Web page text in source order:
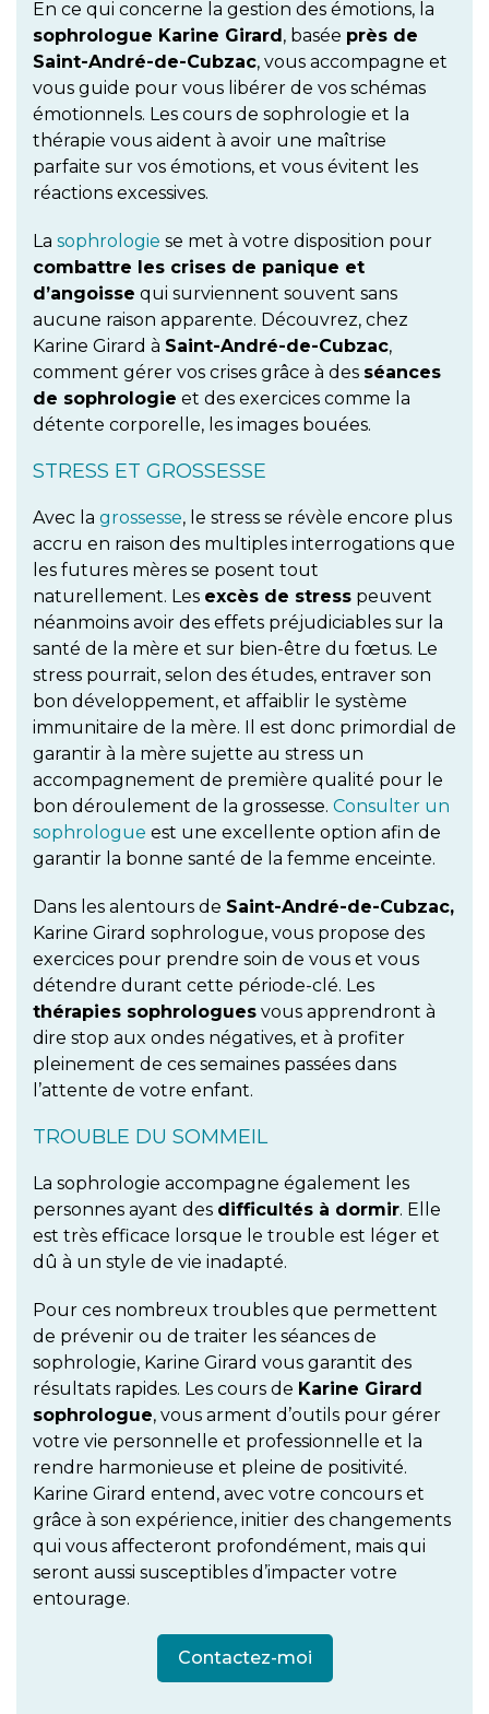
En ce qui concerne la gestion des émotions, la
sophrologue Karine Girard, basée près de
Saint-André-de-Cubzac, vous accompagne et
vous guide pour vous libérer de vos schémas
émotionnels. Les cours de sophrologie et la
thérapie vous aident à avoir une maîtrise
parfaite sur vos émotions, et vous évitent les
réactions excessives.
La sophrologie se met à votre disposition pour
combattre les crises de panique et
d’angoisse qui surviennent souvent sans
aucune raison apparente. Découvrez, chez
Karine Girard à Saint-André-de-Cubzac,
comment gérer vos crises grâce à des séances
de sophrologie et des exercices comme la
détente corporelle, les images bouées.
STRESS ET GROSSESSE
Avec la grossesse, le stress se révèle encore plus
accru en raison des multiples interrogations que
les futures mères se posent tout
naturellement. Les excès de stress peuvent
néanmoins avoir des effets préjudiciables sur la
santé de la mère et sur bien-être du fœtus. Le
stress pourrait, selon des études, entraver son
bon développement, et affaiblir le système
immunitaire de la mère. Il est donc primordial de
garantir à la mère sujette au stress un
accompagnement de première qualité pour le
bon déroulement de la grossesse. Consulter un
sophrologue est une excellente option afin de
garantir la bonne santé de la femme enceinte.
Dans les alentours de Saint-André-de-Cubzac,
Karine Girard sophrologue, vous propose des
exercices pour prendre soin de vous et vous
détendre durant cette période-clé. Les
thérapies sophrologues vous apprendront à
dire stop aux ondes négatives, et à profiter
pleinement de ces semaines passées dans
l’attente de votre enfant.
TROUBLE DU SOMMEIL
La sophrologie accompagne également les
personnes ayant des difficultés à dormir. Elle
est très efficace lorsque le trouble est léger et
dû à un style de vie inadapté.
Pour ces nombreux troubles que permettent
de prévenir ou de traiter les séances de
sophrologie, Karine Girard vous garantit des
résultats rapides. Les cours de Karine Girard
sophrologue, vous arment d’outils pour gérer
votre vie personnelle et professionnelle et la
rendre harmonieuse et pleine de positivité.
Karine Girard entend, avec votre concours et
grâce à son expérience, initier des changements
qui vous affecteront profondément, mais qui
seront aussi susceptibles d’impacter votre
entourage.
Contactez-moi